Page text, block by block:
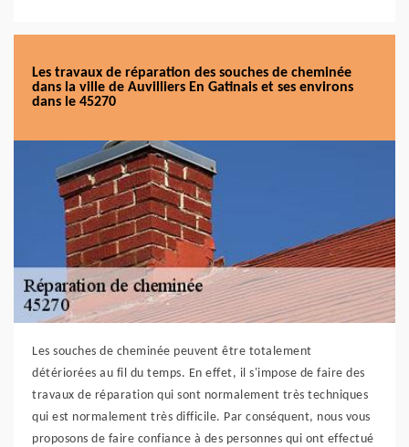
Les travaux de réparation des souches de cheminée
dans la ville de Auvilliers En Gatinais et ses environs
dans le 45270
Les souches de cheminée peuvent être totalement
détériorées au fil du temps. En effet, il s'impose de faire des
travaux de réparation qui sont normalement très techniques
qui est normalement très difficile. Par conséquent, nous vous
proposons de faire confiance à des personnes qui ont effectué